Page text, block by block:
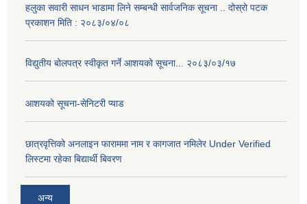
हलुका सवारी साधन भाडामा लिने सम्बन्धी सार्वजनिक सूचना .. दोस्रो पटक
प्रकाशन मिति : २०८३/०४/०८
विद्युतीय बोलपत्र स्वीकृत गर्ने आशयको सूचना... २०८३/०३/१७
आशयको सूचना-सेनिटरी प्याड
छात्रवृत्तिको अनलाइन फाराममा नाम र कागजात नमिलेर Under Verified
लिस्टमा रहेका बिद्यार्थी बिवरण
अन्य